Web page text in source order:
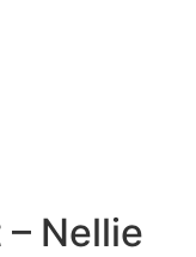
-
Nellie